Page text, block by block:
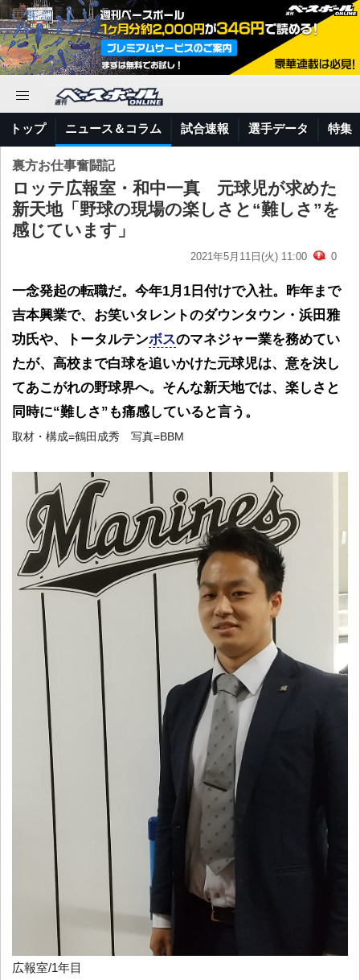
トップ ニュース＆コラム 試合速報 選手データ 特集
裏方お仕事奮闘記
ロッテ広報室・和中一真 元球児が求めた
新天地「野球の現場の楽しさと“難しさ”を
感じています」
2021年5月11日(火) 11:00 0
一念発起の転職だ。今年1月1日付けで入社。昨年まで
吉本興業で、お笑いタレントのダウンタウン・浜田雅
功氏や、トータルテンボスのマネジャー業を務めてい
たが、高校まで白球を追いかけた元球児は、意を決し
てあこがれの野球界へ。そんな新天地では、楽しさと
同時に“難しさ”も痛感していると言う。
取材・構成=鶴田成秀 写真=BBM
広報室/1年目